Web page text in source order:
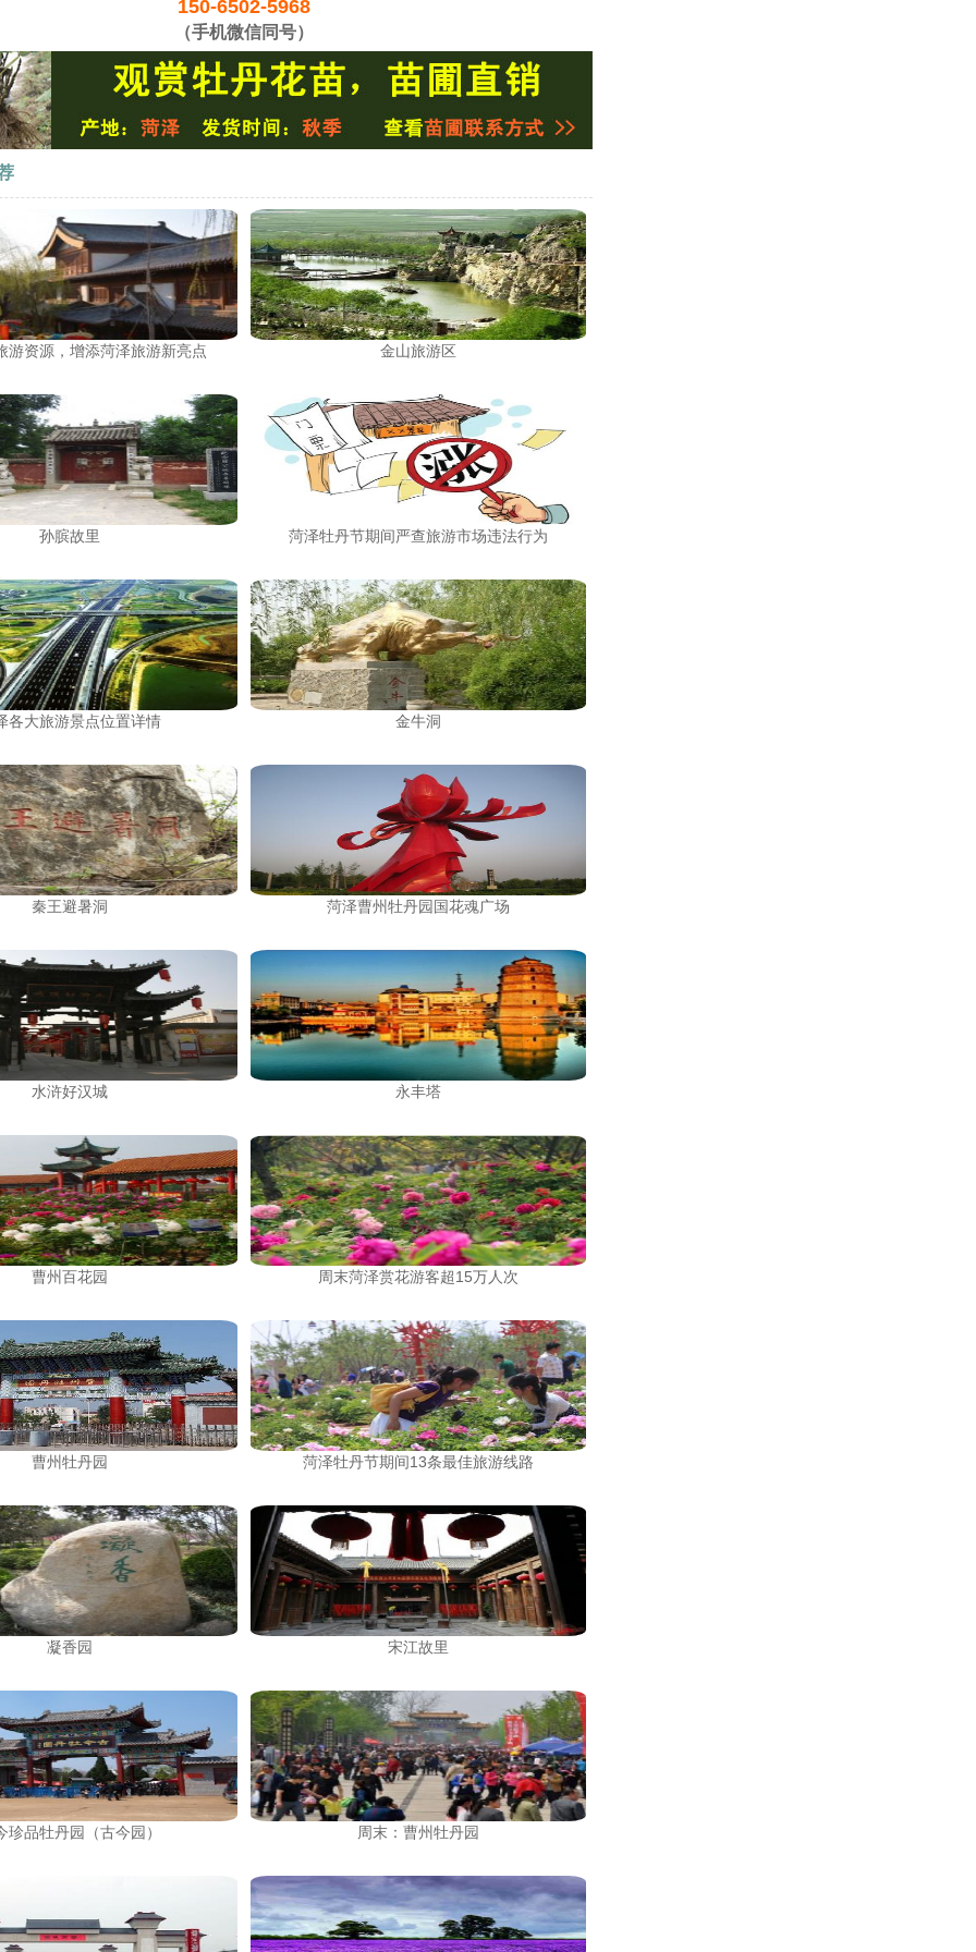
150-6502-5968
（手机微信同号）
游资源，增添菏泽旅游新亮点 金山旅游区
孙膑故里 菏泽牡丹节期间严查旅游市场违法行为
各大旅游景点位置详情 金牛洞
秦王避暑洞 菏泽曹州牡丹园国花魂广场
水浒好汉城 永丰塔
曹州百花园 周末菏泽赏花游客超15万人次
曹州牡丹园 菏泽牡丹节期间13条最佳旅游线路
凝香园 宋江故里
珍品牡丹园（古今园） 周末：曹州牡丹园